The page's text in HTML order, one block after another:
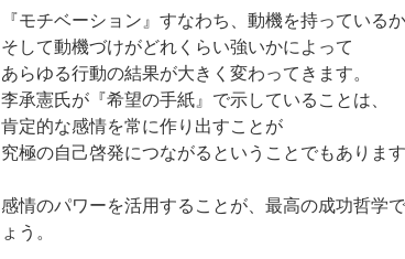
『モチベーション』すなわち、動機を持っているか
そして動機づけがどれくらい強いかによって
あらゆる行動の結果が大きく変わってきます。
李承憲氏が『希望の手紙』で示していることは、
肯定的な感情を常に作り出すことが
究極の自己啓発につながるということでもあります
感情のパワーを活用することが、最高の成功哲学
ょう。